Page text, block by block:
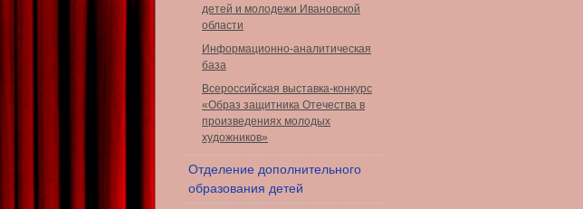
детей и молодежи Ивановской
области
Информационно-аналитическая
база
Всероссийская выставка-конкурс
«Образ защитника Отечества в
произведениях молодых
художников»
Отделение дополнительного
образования детей